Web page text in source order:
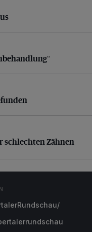
Zähnen
schlechten Zähnen